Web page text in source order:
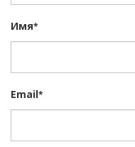
Имя*
Email*